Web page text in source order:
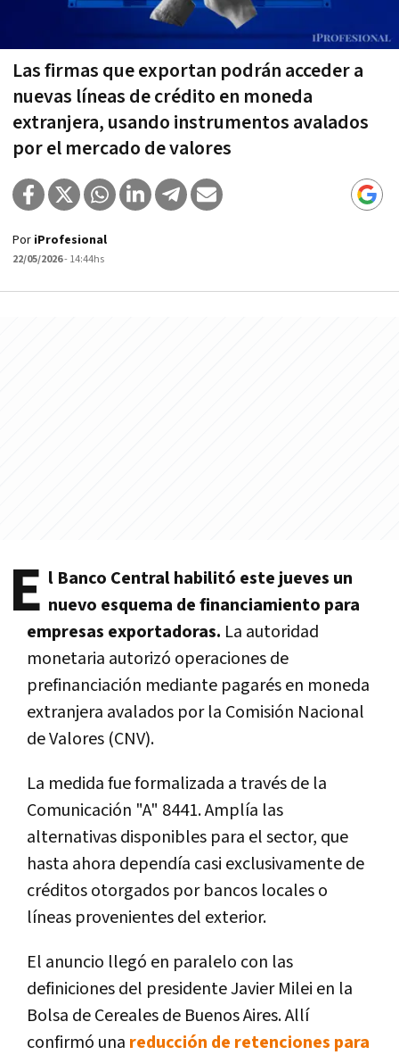
Las firmas que exportan podrán acceder a
nuevas líneas de crédito en moneda
extranjera, usando instrumentos avalados
por el mercado de valores
Por iProfesional
22/05/2026- 14:44hs
E l Banco Central habilitó este jueves un
nuevo esquema de financiamiento para
empresas exportadoras. La autoridad
monetaria autorizó operaciones de
prefinanciación mediante pagarés en moneda
extranjera avalados por la Comisión Nacional
de Valores (CNV).
La medida fue formalizada a través de la
Comunicación "A" 8441.Amplía las
alternativas disponibles para el sector, que
hasta ahora dependía casi exclusivamente de
créditos otorgados por bancos locales o
líneas provenientes del exterior.
El anuncio llegó en paralelo con las
definiciones del presidente Javier Milei en la
Bolsa de Cereales de Buenos Aires. Allí
confirmó una reducción de retenciones para